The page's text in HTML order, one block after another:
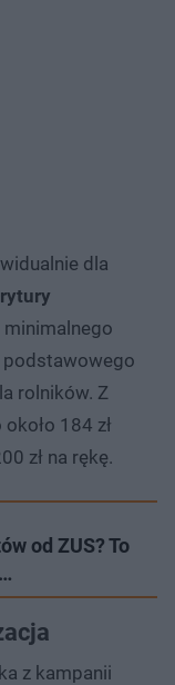
dla
podstawowego
rolników. Z
184 zł
zł na rękę.
od ZUS? To
z kampanii